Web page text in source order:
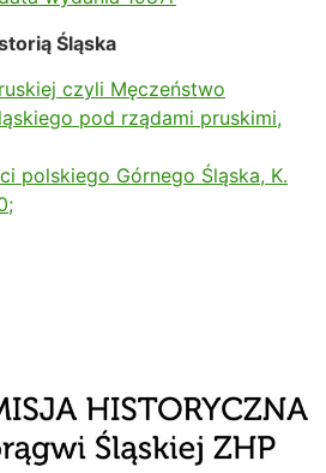
Śląska
czyli Męczeństwo
pod rządami pruskimi,
polskiego Górnego Śląska, K.